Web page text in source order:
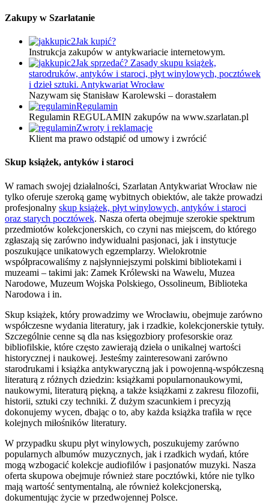
Zakupy w Szarlatanie
Jak kupić?
Instrukcja zakupów w antykwariacie internetowym.
Jak sprzedać? Zasady skupu książek,
starodruków, antyków i staroci, płyt winylowych, pocztówek
i dzieł sztuki. Antykwariat Wrocław
Nazywam się Stanisław Karolewski – dorastałem
Regulamin
Regulamin REGULAMIN zakupów na www.szarlatan.pl
Zwroty i reklamacje
Klient ma prawo odstąpić od umowy i zwrócić
Skup książek, antyków i staroci
W ramach swojej działalności, Szarlatan Antykwariat Wrocław nie
tylko oferuje szeroką gamę wybitnych obiektów, ale także prowadzi
profesjonalny skup książek, płyt winylowych, antyków i staroci
oraz starych pocztówek. Nasza oferta obejmuje szerokie spektrum
przedmiotów kolekcjonerskich, co czyni nas miejscem, do którego
zgłaszają się zarówno indywidualni pasjonaci, jak i instytucje
poszukujące unikatowych egzemplarzy. Wielokrotnie
współpracowaliśmy z najsłynniejszymi polskimi bibliotekami i
muzeami – takimi jak: Zamek Królewski na Wawelu, Muzea
Narodowe, Muzeum Wojska Polskiego, Ossolineum, Biblioteka
Narodowa i in.
Skup książek, który prowadzimy we Wrocławiu, obejmuje zarówno
współczesne wydania literatury, jak i rzadkie, kolekcjonerskie tytuły.
Szczególnie cenne są dla nas księgozbiory profesorskie oraz
bibliofilskie, które często zawierają dzieła o unikalnej wartości
historycznej i naukowej. Jesteśmy zainteresowani zarówno
starodrukami i książka antykwaryczną jak i powojenną-współczesną
literaturą z różnych dziedzin: książkami popularnonaukowymi,
naukowymi, literaturą piękną, a także książkami z zakresu filozofii,
historii, sztuki czy techniki. Z dużym szacunkiem i precyzją
dokonujemy wycen, dbając o to, aby każda książka trafiła w ręce
kolejnych miłośników literatury.
W przypadku skupu płyt winylowych, poszukujemy zarówno
popularnych albumów muzycznych, jak i rzadkich wydań, które
mogą wzbogacić kolekcje audiofilów i pasjonatów muzyki. Nasza
oferta skupowa obejmuje również stare pocztówki, które nie tylko
mają wartość sentymentalną, ale również kolekcjonerską,
dokumentując życie w przedwojennej Polsce.